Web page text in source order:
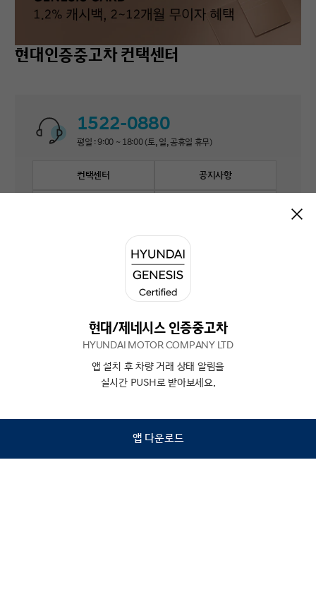
현대인증중고차 컨택센터
1522-0880
평일 : 9:00 ~ 18:00 (토, 일, 공휴일 휴무)
컨택센터 공지사항
검색
현대/제네시스 인증중고차
HYUNDAI MOTOR COMPANY LTD
앱 설치 후 차량 거래 상태 알림을
실시간 PUSH로 받아보세요.
앱 다운로드